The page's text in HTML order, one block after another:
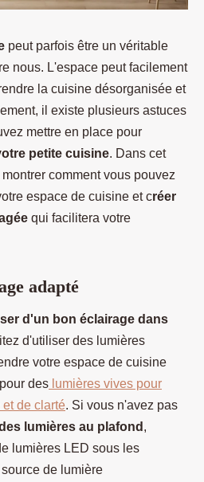
peut parfois être un véritable
nous. L'espace peut facilement
la cuisine désorganisée et
il existe plusieurs astuces
mettre en place pour
petite cuisine. Dans cet
comment vous pouvez
espace de cuisine et créer
qui facilitera votre
adapté
d'un bon éclairage dans
d'utiliser des lumières
votre espace de cuisine
des lumières vives pour
de clarté. Si vous n'avez pas
lumières au plafond ,
lumières LED sous les
de lumière